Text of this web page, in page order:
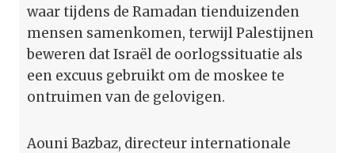
waar tijdens de Ramadan tienduizenden
mensen samenkomen, terwijl Palestijnen
beweren dat Israël de oorlogssituatie als
een excuus gebruikt om de moskee te
ontruimen van de gelovigen.
Aouni Bazbaz, directeur internationale